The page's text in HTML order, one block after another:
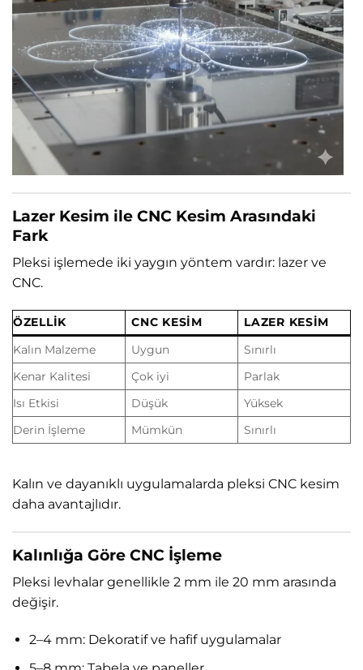
Lazer Kesim ile CNC Kesim Arasındaki
Fark
Pleksi işlemede iki yaygın yöntem vardır: lazer ve
CNC.
ÖZELLIK CNC KESIM
LAZER KESIM
Kalın Malzeme
Uygun
Sınırlı
Kenar Kalitesi
Çok iyi
Parlak
Isı Etkisi
Düşük
Yüksek
Derin İşleme
Mümkün Sınırlı
Kalın ve dayanıklı uygulamalarda pleksi CNC kesim
daha avantajlıdır.
Kalınlığa Göre CNC İşleme
Pleksi levhalar genellikle 2 mm ile 20 mm arasında
değişir.
2–4 mm: Dekoratif ve hafif uygulamalar